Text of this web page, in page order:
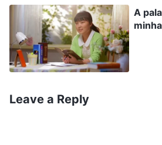
predeterminadas por Ele. O
ou de sua família ser
decidido por Deus. Ela
Deus e se submeter às Suas
silêncio por Sua orientação e
A
Leave a Reply